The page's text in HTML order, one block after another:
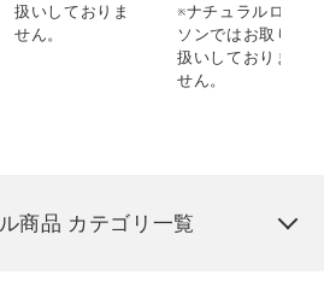
扱いしておりま
せん。
※ナチュラルロー
ソンではお取り
扱いしておりま
せん。
商品 カテゴリ一覧